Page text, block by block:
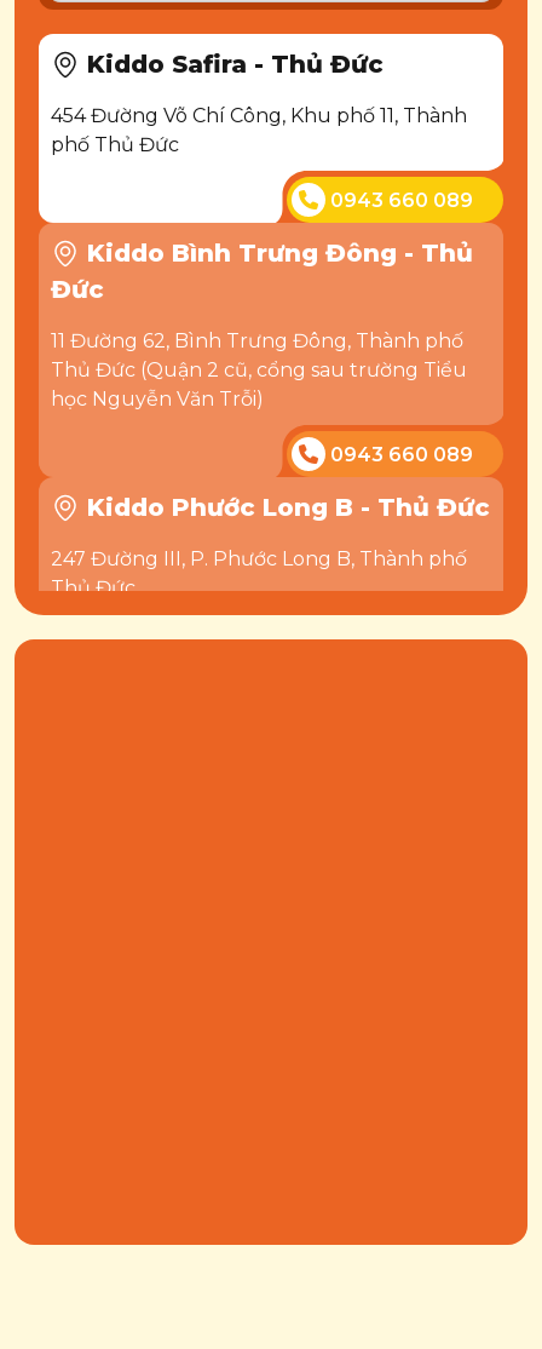
Kiddo Safira - Thủ Đức
454 Đường Võ Chí Công, Khu phố 11, Thành
phố Thủ Đức
0943 660 089
Kiddo Bình Trưng Đông - Thủ
Đức
11 Đường 62, Bình Trưng Đông, Thành phố
Thủ Đức (Quận 2 cũ, cổng sau trường Tiểu
học Nguyễn Văn Trỗi)
0943 660 089
Kiddo Phước Long B - Thủ Đức
247 Đường III, P. Phước Long B, Thành phố
Thủ Đức
0943 660 089